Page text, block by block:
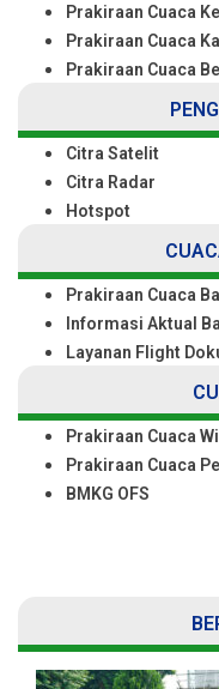
Prakiraan Cuaca
Prakiraan Cuaca
Prakiraan Cuaca
Citra Satelit
Citra Radar
Hotspot
Prakiraan Cuaca
Informasi Aktual
Layanan Flight
Prakiraan Cuaca
Prakiraan Cuaca
BMKG OFS